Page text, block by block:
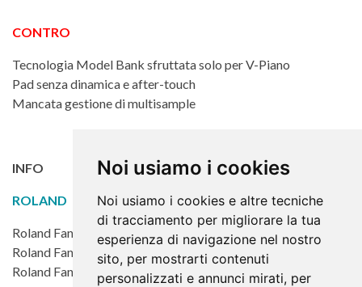
Noi usiamo i cookies
Noi usiamo i cookies e altre tecniche
di tracciamento per migliorare la tua
esperienza di navigazione nel nostro
sito, per mostrarti contenuti
personalizzati e annunci mirati, per
CONTRO
Tecnologia Model Bank sfruttata solo per V-Piano
Pad senza dinamica e after-touch
Mancata gestione di multisample
INFO
ROLAND
Roland Fantom 8 €3.999
Roland Fantom 7 €3.699
Roland Fantom 6 €3.499